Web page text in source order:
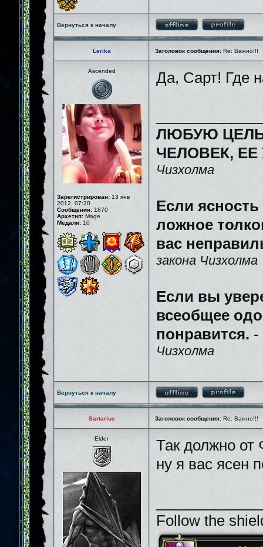
Вернуться к началу
Lerika Заголовок сообщения: Re: Важно!!!
Ascended
Зарегистрирован: 13 янв
2012, 07:20
Сообщения: 1870
Архетип: Mage
Медали: 10
Да, Сарт! Где
ЛЮБУЮ
ЧЕЛОВЕК,
Чизхолма
Если
ложное
вас
закона Чизхолма
Если вы
всеобщее
понравится. -
Чизхолма
Вернуться к началу
Sartarius Заголовок сообщения: Re: Важно!!!
Elder
Так должно
ну я вас ясен
Follow the